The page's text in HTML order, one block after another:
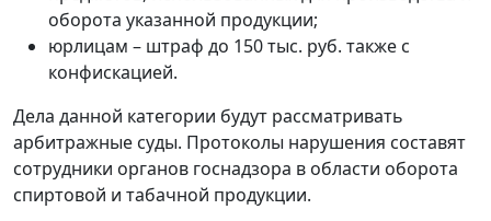
оборота указанной продукции;
юрлицам – штраф до 150 тыс. руб. также с
конфискацией.
Дела данной категории будут рассматривать
арбитражные суды. Протоколы нарушения составят
сотрудники органов госнадзора в области оборота
спиртовой и табачной продукции.